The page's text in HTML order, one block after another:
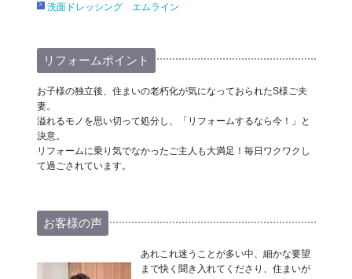
洗面ドレッシング エムライン
リフォームポイント
お子様の独立後、住まいの老朽化が気になっておられたS様ご夫
妻。
溢れるモノを思い切って処分し、「リフォームするなら今！」と
決意。
リフォームに乗り気でなかったご主人も大満足！毎日ワクワクし
て過ごされています。
お客様の声
あれこれ迷うことが多い中、細かな要望
まで快く聞き入れてくださり、住まいが